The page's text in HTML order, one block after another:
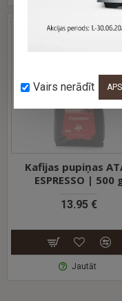
Vairs nerādīt
Kafijas pupiņas
ESPRESSO | 500
13.95 €
Jautāt